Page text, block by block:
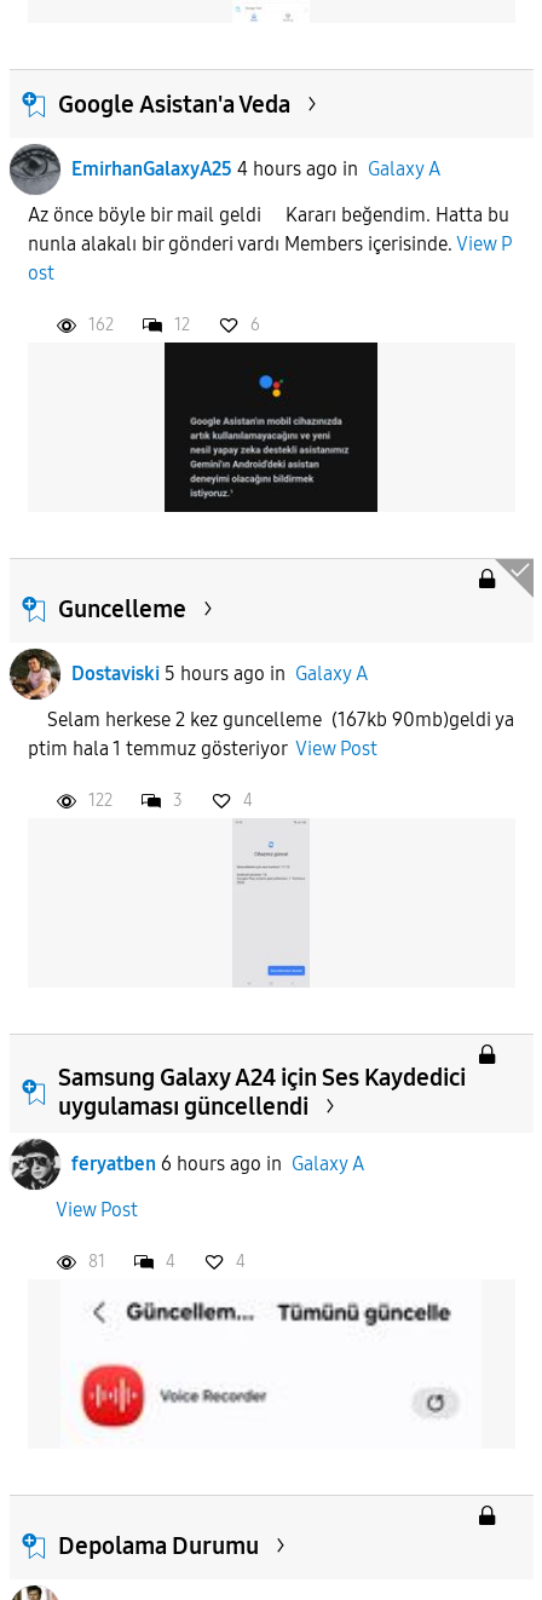
Google Asistan'a Veda
EmirhanGalaxyA25 4 hours ago in Galaxy A
Az önce böyle bir mail geldi Kararı beğendim. Hatta bu
nunla alakalı bir gönderi vardı Members içerisinde. View P
ost
162 12 6
Guncelleme
Dostaviski 5 hours ago in Galaxy A
Selam herkese 2 kez guncelleme (167kb 90mb)geldi ya
ptim hala 1 temmuz gösteriyor View Post
122 3 4
Samsung Galaxy A24 için Ses Kaydedici
uygulaması güncellendi
feryatben 6 hours ago in Galaxy A
View Post
81 4 4
Depolama Durumu